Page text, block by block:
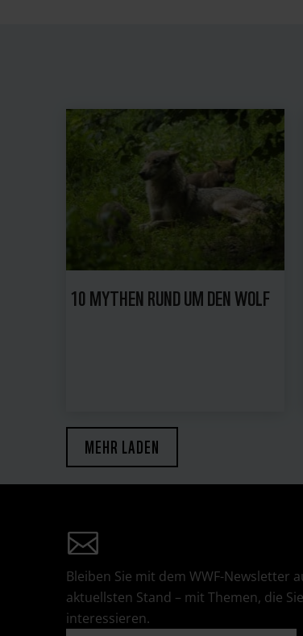
10 MYTHEN RUND UM DEN WOLF
MEHR LADEN
Bleiben Sie mit dem WWF-Newsletter
aktuellsten Stand – mit Themen, die Sie
interessieren.